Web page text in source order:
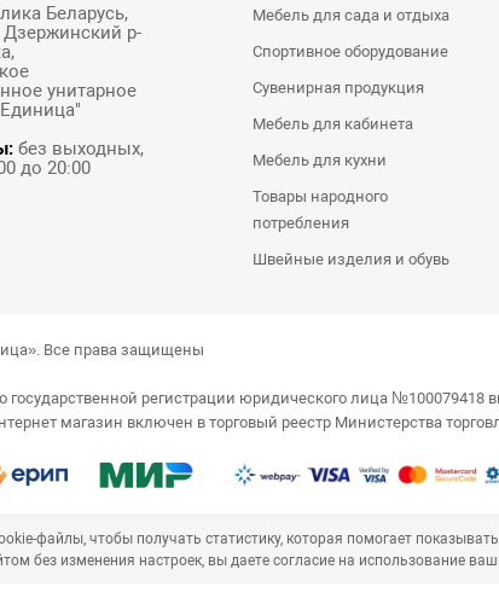
Беларусь,
р-
унитарное
без выходных,
до 20:00
Мебель для сада и отдыха
Спортивное оборудование
Сувенирная продукция
Мебель для кабинета
Мебель для кухни
Товары народного
потребления
Швейные изделия и обувь
Все права защищены
государственной регистрации юридического лица
магазин включен в торговый реестр Министерства
файлы, чтобы получать статистику, которая помогает
без изменения настроек, вы даете согласие на использование